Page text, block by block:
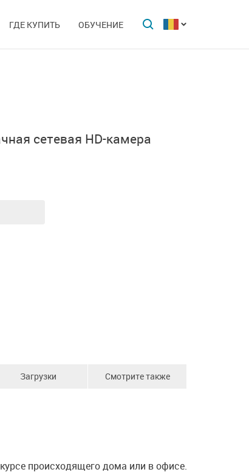
ГДЕ КУПИТЬ ОБУЧЕНИЕ
сетевая HD-камера
Загрузки Смотрите также
происходящего дома или в офисе.